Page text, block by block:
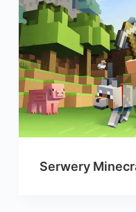
Serwery